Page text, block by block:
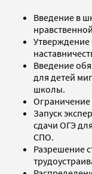
Введение в
Введение
для детей
школы.
Ограничение
Запуск
сдачи ОГЭ
СПО.
Разрешение